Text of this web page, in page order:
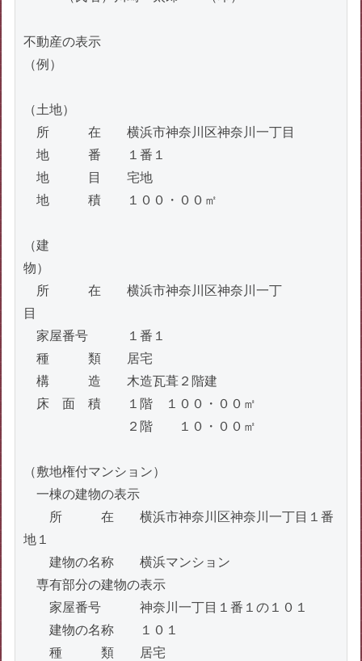
不動産の表示
（例
（土地）
所　　　在　　横浜市神奈川区神奈川一丁目
地　　　番　　１番１
地　　　目　　宅地
地　　　積　　１００・００㎡
（建
物
所　　　在　　横浜市神奈川区神奈川一丁
目
家屋番号　　　１番１
種　　　類　　居宅
構　　　造　　木造瓦葺２階建
床　面　積　　１階　１００・００㎡
２階　　１０・００㎡
（敷地権付マンション）
一棟の建物の表示
所　　　在　　横浜市神奈川区神奈川一丁目１番
地１
建物の名称　　横浜マンション
専有部分の建物の表示
家屋番号　　　神奈川一丁目１番１の１０１
建物の名称　　１０１
種　　　類　　居宅